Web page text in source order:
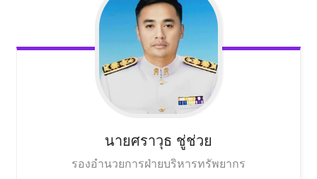
นายศราวุธ ชู่ช่วย
รองอำนวยการฝ่ายบริหารทรัพยากร